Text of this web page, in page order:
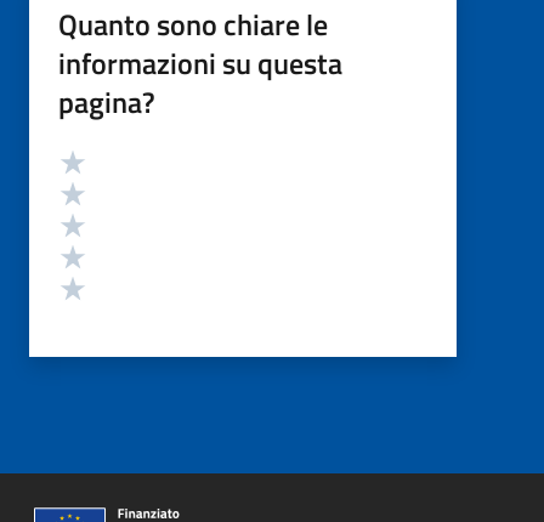
Quanto sono chiare le
informazioni su questa
pagina?
Valutazione